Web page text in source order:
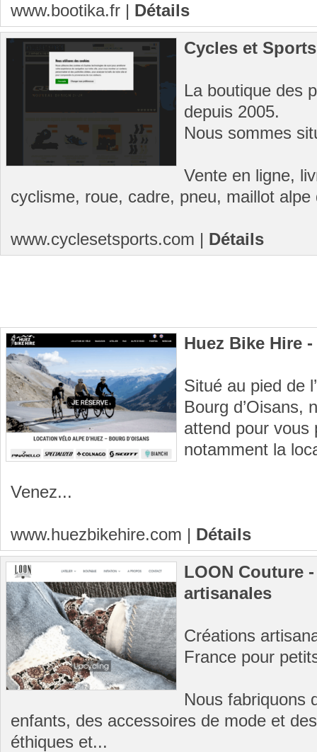
www.bootika.fr | Détails
Cycles et
La boutique des
depuis 2005.
Nous sommes
Vente en ligne,
cyclisme, roue, cadre, pneu, maillot alpe
www.cyclesetsports.com | Détails
Huez Bike Hire
Situé au pied de
Bourg d’Oisans,
attend pour vous
notamment la
Venez...
www.huezbikehire.com | Détails
LOON Couture
artisanales
Créations
France pour
Nous fabriquons
enfants, des accessoires de mode et
éthiques et...